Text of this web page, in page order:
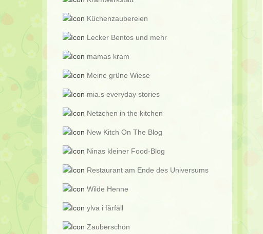
Küchenzaubereien
Lecker Bentos und mehr
mamas kram
Meine grüne Wiese
mia.s everyday stories
Netzchen in the kitchen
New Kitch On The Blog
Ninas kleiner Food-Blog
Restaurant am Ende des Universums
Wilde Henne
ylva i fårfäll
Zauberschön